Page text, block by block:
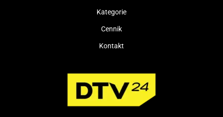
Kategorie
Cennik
Kontakt